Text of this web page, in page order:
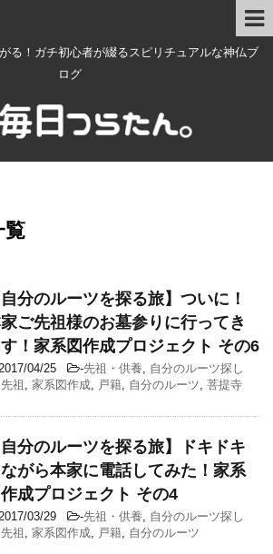
る！ガチ初心者が綴るスピリチュアルな神仏ブ
ログ
覧
自分のルーツを探る旅】ついに！
ご先祖様のお墓参りに行ってき
す！家系図作成プロジェクト その6
04/25 -先祖・供養, 自分のルーツ探し
先祖 , 家系図作成, 戸籍, 自分のルーツ, 菩提寺
自分のルーツを探る旅】ドキドキ
ながら本家に電話してみた！家系
作成プロジェクト その4
03/29 -先祖・供養, 自分のルーツ探し
先祖 , 家系図作成, 戸籍, 自分のルーツ